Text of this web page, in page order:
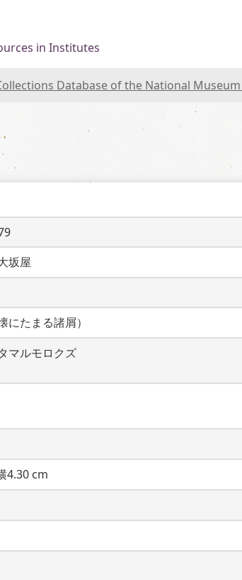
in Institutes
Database of the National
坂屋
にたまる諸屑）
マルモロクズ
4.30 cm